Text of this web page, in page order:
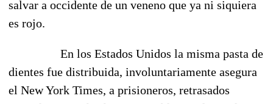
salvar a occidente de un veneno que ya ni siquiera
es rojo.
En los Estados Unidos la misma pasta de
dientes fue distribuida, involuntariamente asegura
el New York Times, a prisioneros, retrasados